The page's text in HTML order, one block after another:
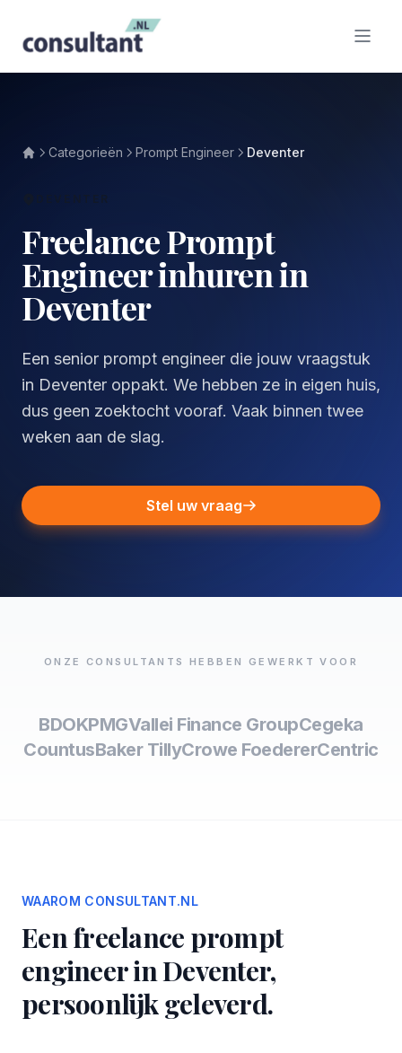
Categorieën Prompt Engineer Deventer
Freelance Prompt
Engineer inhuren in
Deventer
Een senior prompt engineer die jouw vraagstuk
in Deventer oppakt. We hebben ze in eigen huis,
dus geen zoektocht vooraf. Vaak binnen twee
weken aan de slag.
Stel uw vraag
ONZE CONSULTANTS HEBBEN GEWERKT VOOR
BDOKPMGVallei Finance GroupCegeka
CountusBaker TillyCrowe FoedererCentric
WAAROM CONSULTANT.NL
Een freelance prompt
engineer in Deventer,
persoonlijk geleverd.